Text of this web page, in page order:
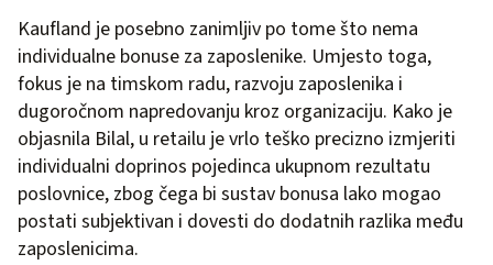
Kaufland je posebno zanimljiv po tome što nema
individualne bonuse za zaposlenike. Umjesto toga,
fokus je na timskom radu, razvoju zaposlenika i
dugoročnom napredovanju kroz organizaciju. Kako je
objasnila Bilal, u retailu je vrlo teško precizno izmjeriti
individualni doprinos pojedinca ukupnom rezultatu
poslovnice, zbog čega bi sustav bonusa lako mogao
postati subjektivan i dovesti do dodatnih razlika među
zaposlenicima.